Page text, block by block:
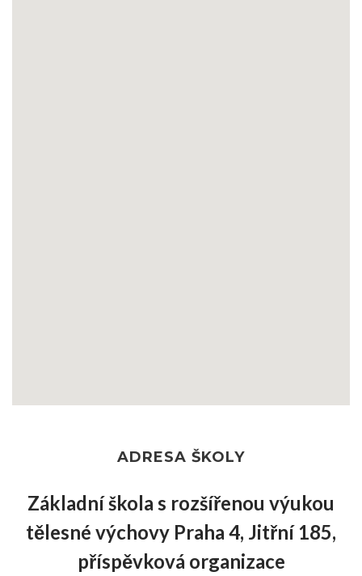
ADRESA ŠKOLY
Základní škola s rozšířenou výukou
tělesné výchovy Praha 4, Jitřní 185,
příspěvková organizace